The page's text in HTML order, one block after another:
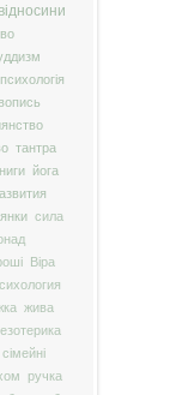
відносини
тантра
йога
сила
Віра
жива
езотерика
сімейні
ручка